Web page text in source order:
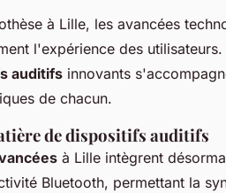
à Lille, les avancées
l'expérience des
auditifs innovants
de chacun.
de dispositifs auditifs
à Lille intègrent
Bluetooth, permettant la